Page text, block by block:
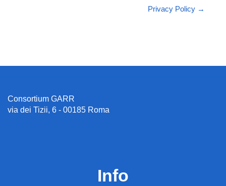
Privacy Policy →
Consortium GARR
via dei Tizii, 6 - 00185 Roma
Info